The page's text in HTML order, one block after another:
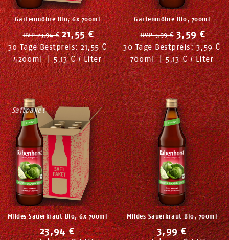
Gartenmöhre Bio, 6x 700ml
UVP 23,94 € 21,55 €
30 Tage Bestpreis:21,55 €
4200 ml | 5,13 € / Liter
Gartenmöhre Bio, 700ml
UVP 3,99 € 3,59 €
30 Tage Bestpreis:3,59 €
700 ml | 5,13 € / Liter
Saftpaket
Mildes Sauerkraut Bio, 6x 700ml
23,94 €
Mildes Sauerkraut Bio, 700ml
3,99 €